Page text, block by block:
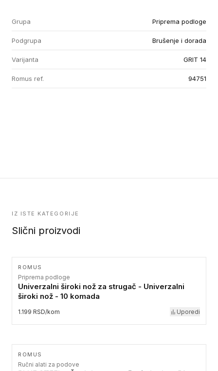
Grupa Priprema podloge
Podgrupa Brušenje i dorada
Varijanta GRIT 14
Romus ref. 94751
IZ ISTE KATEGORIJE
Slični proizvodi
ROMUS
Priprema podloge
Univerzalni široki nož za strugač - Univerzalni
široki nož - 10 komada
1.199 RSD/kom Uporedi
ROMUS
Ručni alati za podove